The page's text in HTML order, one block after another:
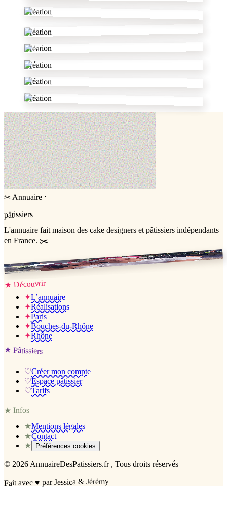
Création
Création
Création
Création
Création
Création
✂ Annuaire ·
pâtissiers
L'annuaire fait maison des cake designers et pâtissiers indépendants
en France. ✂️
Jessica & Jérémy ♡
★ Découvrir
✦L’annuaire
✦Réalisations
✦Paris
✦Bouches-du-Rhône
✦Rhône
★ Pâtissiers
♡Créer mon compte
♡Espace pâtissier
♡Tarifs
★Infos
★Mentions légales
★Contact
★
Préférences cookies
© 2026 AnnuaireDesPatissiers.fr , Tous droits réservés
Fait avec♥ par Jessica & Jérémy